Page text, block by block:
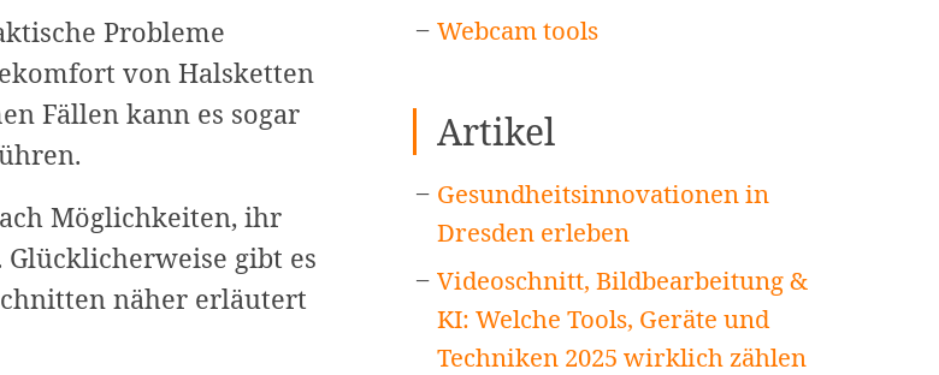
Probleme
von Halsketten
Fällen kann es sogar
Möglichkeiten, ihr
gibt es
näher erläutert
Webcam tools
Artikel
Gesundheitsinnovationen in
Dresden erleben
Videoschnitt, Bildbearbeitung &
KI: Welche Tools, Geräte und
Techniken 2025 wirklich zählen